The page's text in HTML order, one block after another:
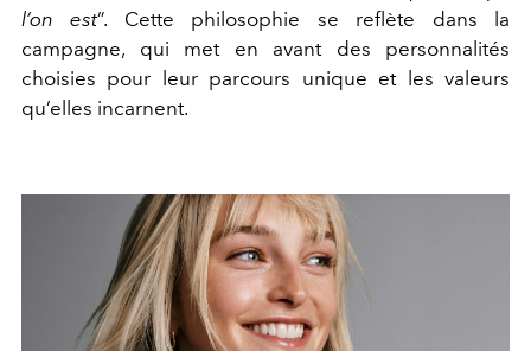
l’on est”. Cette philosophie se reflète dans la
campagne, qui met en avant des personnalités
choisies pour leur parcours unique et les valeurs
qu’elles incarnent.